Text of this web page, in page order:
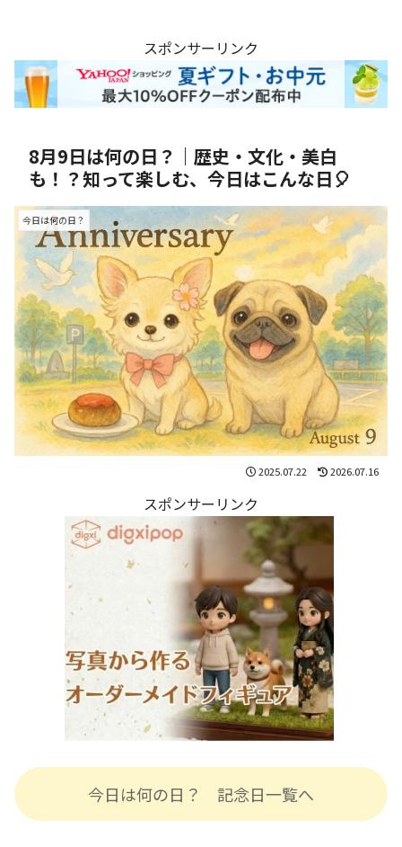
スポンサーリンク
8月9日は何の日？｜歴史・文化・美白
も！？知って楽しむ、今日はこんな日🎈
今日は何の日？
2025.07.22 2026.07.16
スポンサーリンク
今日は何の日？ 記念日一覧へ